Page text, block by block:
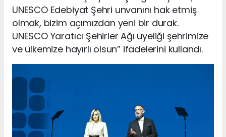
UNESCO Edebiyat Şehri unvanını hak etmiş
olmak, bizim açımızdan yeni bir durak.
UNESCO Yaratıcı Şehirler Ağı üyeliği şehrimize
ve ülkemize hayırlı olsun” ifadelerini kullandı.